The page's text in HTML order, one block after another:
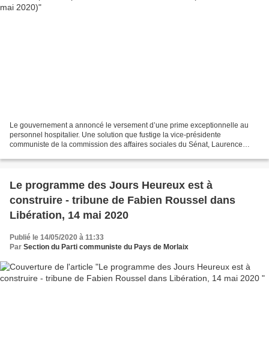
Le gouvernement a annoncé le versement d’une prime exceptionnelle au
personnel hospitalier. Une solution que fustige la vice-présidente
communiste de la commission des affaires sociales du Sénat, Laurence
Le programme des Jours Heureux est à
construire - tribune de Fabien Roussel dans
Libération, 14 mai 2020
Publié le 14/05/2020 à 11:33
Par Section du Parti communiste du Pays de Morlaix